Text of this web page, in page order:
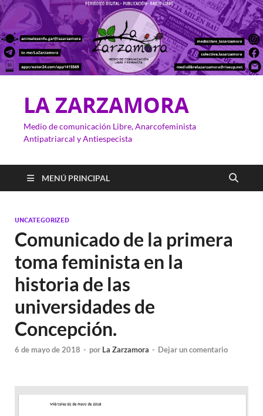
LA ZARZAMORA
Medio de comunicación Libre, Anarcofeminista
Antipatriarcal y Antiespecista
MENÚ PRINCIPAL
UNCATEGORIZED
Comunicado de la primera
toma feminista en la
historia de las
universidades de
Concepción.
6 de mayo de 2018 - por La Zarzamora - Dejar un comentario